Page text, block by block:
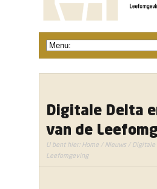
Digitale Delta
van de
U bent hier: Home / Nieuws/ Digitale
Leefomgeving